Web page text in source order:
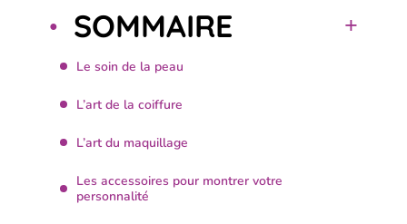
SOMMAIRE
Le soin de la peau
L’art de la coiffure
L’art du maquillage
Les accessoires pour montrer votre
personnalité